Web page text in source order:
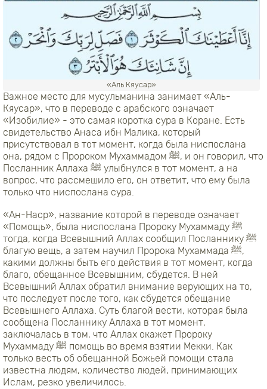
«Аль Кяусар»
Важное место для мусульманина занимает «Аль-
Кяусар», что в переводе с арабского означает
«Изобилие» - это самая коротка сура в Коране. Есть
свидетельство Анаса ибн Малика, который
присутствовал в тот момент, когда была ниспослана
она, рядом с Пророком Мухаммадом ﷺ, и он говорил, что
Посланник Аллаха ﷺ улыбнулся в тот момент, а на
вопрос, что рассмешило его, он ответит, что ему была
только что ниспослана сура.
«Ан-Наср», название которой в переводе означает
«Помощь», была ниспослана Пророку Мухаммаду ﷺ
тогда, когда Всевышний Аллах сообщил Посланнику ﷺ
благую вещь, а затем научил Пророка Мухаммада ﷺ,
какими должны быть его действия в тот момент, когда
благо, обещанное Всевышним, сбудется. В ней
Всевышний Аллах обратил внимание верующих на то,
что последует после того, как сбудется обещание
Всевышнего Аллаха. Суть благой вести, которая была
сообщена Посланнику Аллаха в тот момент,
заключалась в том, что Аллах окажет Пророку
Мухаммаду ﷺ помощь во время взятии Мекки. Как
только весть об обещанной Божьей помощи стала
известна людям, количество людей, принимающих
Ислам, резко увеличилось.